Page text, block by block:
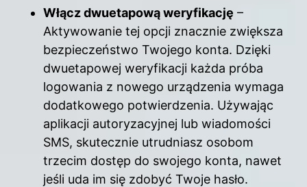
Włącz dwuetapową weryfikację –
Aktywowanie tej opcji znacznie zwiększa
bezpieczeństwo Twojego konta. Dzięki
dwuetapowej weryfikacji każda próba
logowania z nowego urządzenia wymaga
dodatkowego potwierdzenia. Używając
aplikacji autoryzacyjnej lub wiadomości
SMS, skutecznie utrudniasz osobom
trzecim dostęp do swojego konta, nawet
jeśli uda im się zdobyć Twoje hasło.